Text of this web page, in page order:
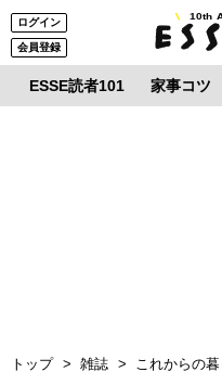
ログイン
会員登録
10th
ESSE読者101 家事コツ
トップ 雑誌 これからの